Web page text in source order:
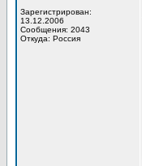
Зарегистрирован:
13.12.2006
Сообщения: 2043
Откуда: Россия